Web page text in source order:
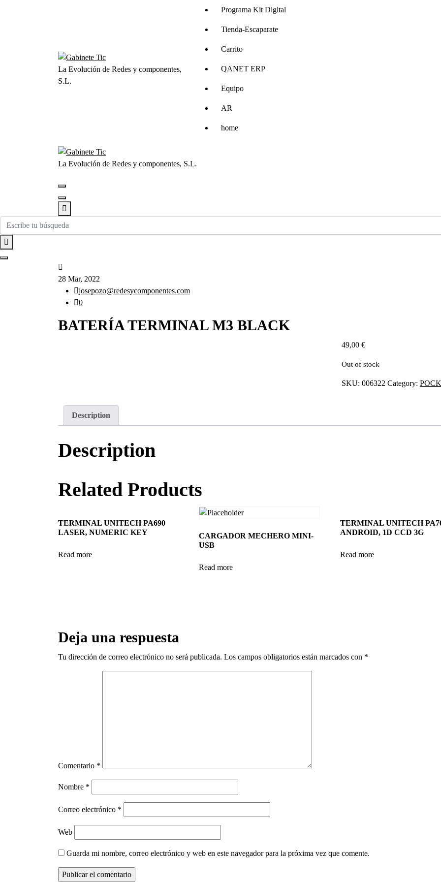
La Evolución de Redes y componentes,
S.L.
Programa Kit Digital
Tienda-Escaparate
Carrito
QANET ERP
Equipo
AR
home
La Evolución de Redes y componentes, S.L.
28 Mar, 2022
josepozo@redesycomponentes.com
0
BATERÍA TERMINAL M3 BLACK
49,00€
Out of stock
SKU:006322 Category:
Description
Description
Related Products
TERMINAL UNITECH PA690
LASER, NUMERIC KEY
Read more
CARGADOR MECHERO MINI-
USB
Read more
TERMINAL UNITECH
ANDROID, 1D CCD 3G
Read more
Deja una respuesta
Tu dirección de correo electrónico no será publicada. Los campos obligatorios están marcados con *
Comentario *
Nombre *
Correo electrónico *
Web
Guarda mi nombre, correo electrónico y web en este navegador para la próxima vez que comente.